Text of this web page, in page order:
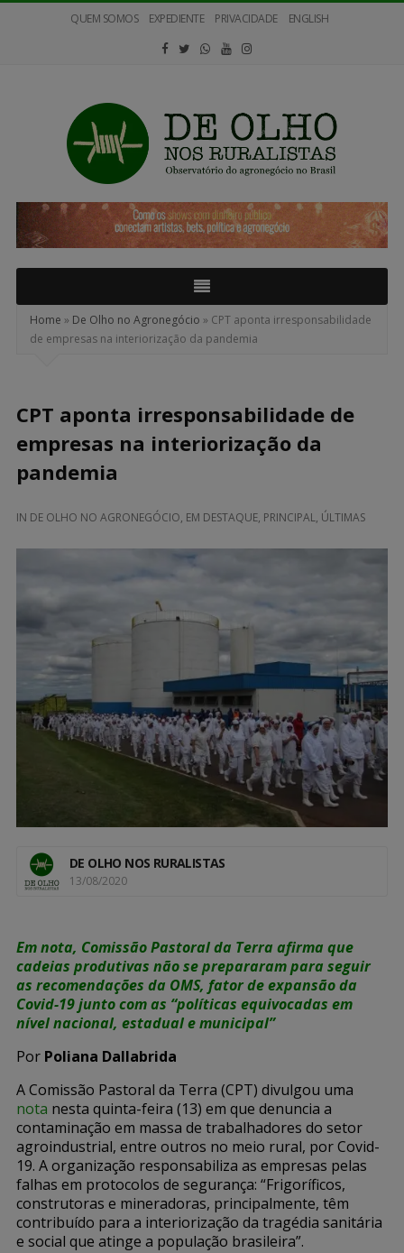
QUEM SOMOS EXPEDIENTE PRIVACIDADE ENGLISH
Olho
nos
Ruralistas
Home » De Olho no Agronegócio » CPT aponta irresponsabilidade
de empresas na interiorização da pandemia
CPT aponta irresponsabilidade de
empresas na interiorização da
pandemia
IN DE OLHO NO AGRONEGÓCIO, EM DESTAQUE, PRINCIPAL, ÚLTIMAS
DE OLHO NOS RURALISTAS
13/08/2020
Em nota, Comissão Pastoral da Terra afirma que
cadeias produtivas não se prepararam para seguir
as recomendações da OMS, fator de expansão da
Covid-19 junto com as “políticas equivocadas em
nível nacional, estadual e municipal”
Por Poliana Dallabrida
A Comissão Pastoral da Terra (CPT) divulgou uma
nota nesta quinta-feira (13) em que denuncia a
contaminação em massa de trabalhadores do setor
agroindustrial, entre outros no meio rural, por Covid-
19. A organização responsabiliza as empresas pelas
falhas em protocolos de segurança: “Frigoríficos,
construtoras e mineradoras, principalmente, têm
contribuído para a interiorização da tragédia sanitária
e social que atinge a população brasileira”.